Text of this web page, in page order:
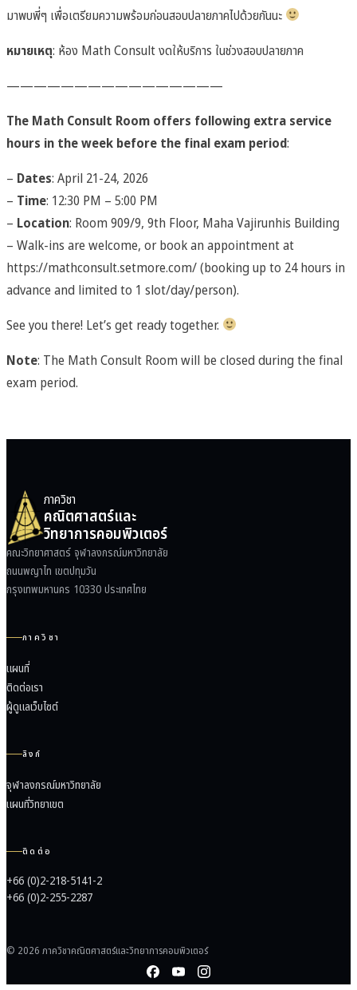
มาพบพี่ๆ เพื่อเตรียมความพร้อมก่อนสอบปลายภาคไปด้วยกันนะ
หมายเหตุ: ห้อง Math Consult งดให้บริการ ในช่วงสอบปลายภาค
————————————————
The Math Consult Room offers following extra service
hours in the week before the final exam period:
– Dates: April 21-24, 2026
– Time: 12:30 PM – 5:00 PM
– Location: Room 909/9, 9th Floor, Maha Vajirunhis Building
– Walk-ins are welcome, or book an appointment at
https://mathconsult.setmore.com/(booking up to 24 hours in
advance and limited to 1 slot/day/person).
See you there! Let’s get ready together.
Note: The Math Consult Room will be closed during the final
exam period.
ภาควิชา
คณิตศาสตร์และ
วิทยาการคอมพิวเตอร์
คณะวิทยาศาสตร์ จุฬาลงกรณ์มหาวิทยาลัย
ถนนพญาไท เขตปทุมวัน
กรุงเทพมหานคร 10330 ประเทศไทย
ภาควิชา
แผนที่
ติดต่อเรา
ผู้ดูแลเว็บไซต์
ลิงก์
จุฬาลงกรณ์มหาวิทยาลัย
แผนที่วิทยาเขต
ติดต่อ
+66 (0)2-218-5141-2
+66 (0)2-255-2287
© 2026 ภาควิชาคณิตศาสตร์และวิทยาการคอมพิวเตอร์